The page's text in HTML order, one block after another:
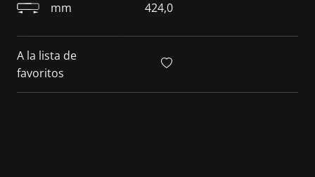
mm 424,0
A la lista de
favoritos